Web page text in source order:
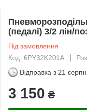
(педалі) 3/2 лін/
Під замовлення
Код: 6PY32K201A
Відправка з 21
3 150 ₴